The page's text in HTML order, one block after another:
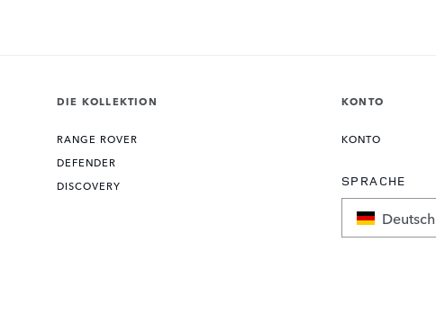
DIE KOLLEKTION
RANGE ROVER
DEFENDER
DISCOVERY
KONTO
KONTO
SPRACHE
Deutsch